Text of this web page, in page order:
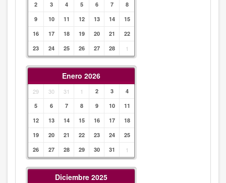
2
3 4 5 6 7
8
9
10 11 12 13 14
15
16
17 18 19 20 21
22
23
24 25 26 27 28 1
Enero 2026
29 30 31 1 2 3
4
5
6 7 8 9 10
11
12
13 14 15 16 17
18
19
20 21 22 23 24
25
26
27 28 29 30 31 1
Diciembre 2025